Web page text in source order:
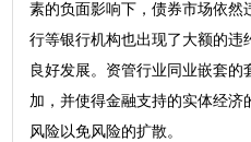
素的负面影响下，债券市场依然
行等银行机构也出现了大额的违
良好发展。资管行业同业嵌套
加，并使得金融支持的实体经济
风险以免风险的扩散。